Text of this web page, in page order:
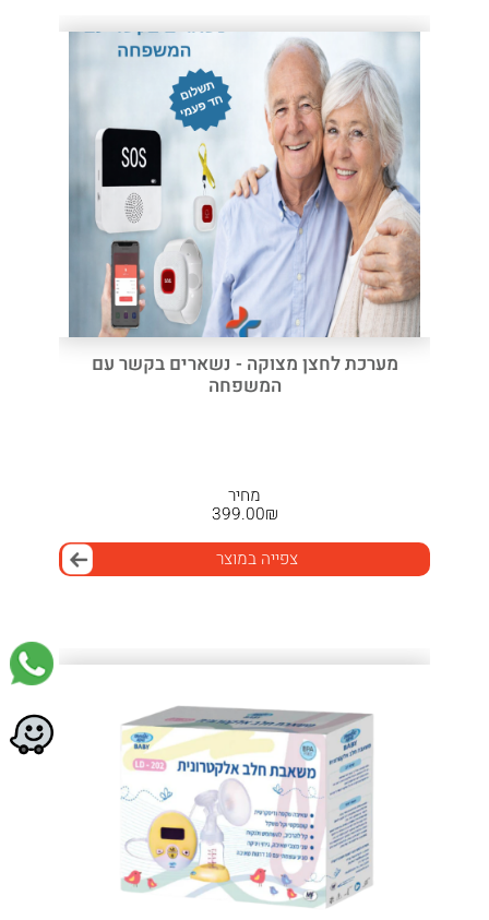
מערכת לחצן מצוקה - נשארים בקשר עם
המשפחה
מחיר
₪
399.00
צפייה במוצר